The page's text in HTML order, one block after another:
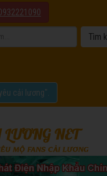
cải lương".